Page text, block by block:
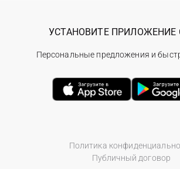
Политика
Публичный договор
УСТАНОВИТЕ ПРИЛОЖЕНИЕ
Персональные предложения и